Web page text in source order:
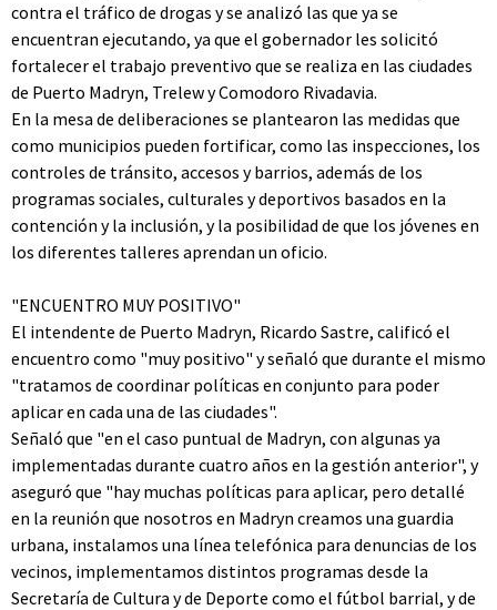
contra el tráfico de drogas y se analizó las que ya se
encuentran ejecutando, ya que el gobernador les solicitó
fortalecer el trabajo preventivo que se realiza en las ciudades
de Puerto Madryn, Trelew y Comodoro Rivadavia.
En la mesa de deliberaciones se plantearon las medidas que
como municipios pueden fortificar, como las inspecciones, los
controles de tránsito, accesos y barrios, además de los
programas sociales, culturales y deportivos basados en la
contención y la inclusión, y la posibilidad de que los jóvenes en
los diferentes talleres aprendan un oficio.
"ENCUENTRO MUY POSITIVO"
El intendente de Puerto Madryn, Ricardo Sastre, calificó el
encuentro como "muy positivo" y señaló que durante el mismo
"tratamos de coordinar políticas en conjunto para poder
aplicar en cada una de las ciudades".
Señaló que "en el caso puntual de Madryn, con algunas ya
implementadas durante cuatro años en la gestión anterior", y
aseguró que "hay muchas políticas para aplicar, pero detallé
en la reunión que nosotros en Madryn creamos una guardia
urbana, instalamos una línea telefónica para denuncias de los
vecinos, implementamos distintos programas desde la
Secretaría de Cultura y de Deporte como el fútbol barrial, y de